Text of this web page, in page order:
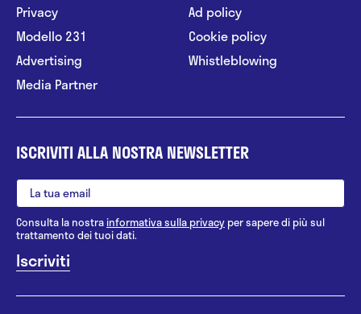
Privacy
Modello 231
Advertising
Media Partner
Ad policy
Cookie policy
Whistleblowing
ISCRIVITI ALLA NOSTRA NEWSLETTER
Consulta la nostrainformativa sulla privacy per sapere di più sul
trattamento dei tuoi dati.